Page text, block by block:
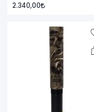
2.340,00